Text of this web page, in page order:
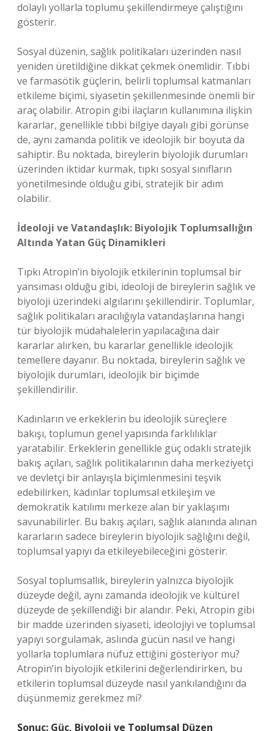
dolaylı yollarla toplumu şekillendirmeye çalıştığını
gösterir.
Sosyal düzenin, sağlık politikaları üzerinden nasıl
yeniden üretildiğine dikkat çekmek önemlidir. Tıbbi
ve farmasötik güçlerin, belirli toplumsal katmanları
etkileme biçimi, siyasetin şekillenmesinde önemli bir
araç olabilir. Atropin gibi ilaçların kullanımına ilişkin
kararlar, genellikle tıbbi bilgiye dayalı gibi görünse
de, aynı zamanda politik ve ideolojik bir boyuta da
sahiptir. Bu noktada, bireylerin biyolojik durumları
üzerinden iktidar kurmak, tıpkı sosyal sınıfların
yönetilmesinde olduğu gibi, stratejik bir adım
olabilir.
İdeoloji ve Vatandaşlık: Biyolojik Toplumsallığın
Altında Yatan Güç Dinamikleri
Tıpkı Atropin’in biyolojik etkilerinin toplumsal bir
yansıması olduğu gibi, ideoloji de bireylerin sağlık ve
biyoloji üzerindeki algılarını şekillendirir. Toplumlar,
sağlık politikaları aracılığıyla vatandaşlarına hangi
tür biyolojik müdahalelerin yapılacağına dair
kararlar alırken, bu kararlar genellikle ideolojik
temellere dayanır. Bu noktada, bireylerin sağlık ve
biyolojik durumları, ideolojik bir biçimde
şekillendirilir.
Kadınların ve erkeklerin bu ideolojik süreçlere
bakışı, toplumun genel yapısında farklılıklar
yaratabilir. Erkeklerin genellikle güç odaklı stratejik
bakış açıları, sağlık politikalarının daha merkeziyetçi
ve devletçi bir anlayışla biçimlenmesini teşvik
edebilirken, kadınlar toplumsal etkileşim ve
demokratik katılımı merkeze alan bir yaklaşımı
savunabilirler. Bu bakış açıları, sağlık alanında alınan
kararların sadece bireylerin biyolojik sağlığını değil,
toplumsal yapıyı da etkileyebileceğini gösterir.
Sosyal toplumsallık, bireylerin yalnızca biyolojik
düzeyde değil, aynı zamanda ideolojik ve kültürel
düzeyde de şekillendiği bir alandır. Peki, Atropin gibi
bir madde üzerinden siyaseti, ideolojiyi ve toplumsal
yapıyı sorgulamak, aslında gücün nasıl ve hangi
yollarla toplumlara nüfuz ettiğini gösteriyor mu?
Atropin’in biyolojik etkilerini değerlendirirken, bu
etkilerin toplumsal düzeyde nasıl yankılandığını da
düşünmemiz gerekmez mi?
Sonuç: Güç, Biyoloji ve Toplumsal Düzen